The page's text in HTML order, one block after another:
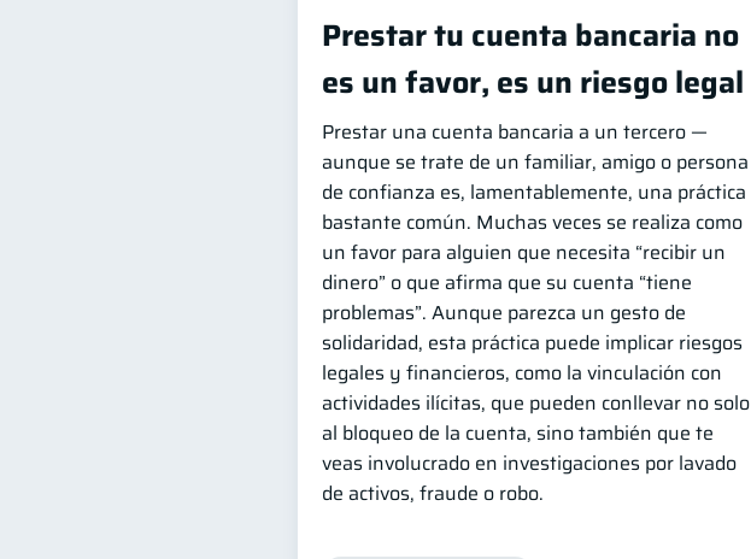
Prestar tu cuenta bancaria no
es un favor, es un riesgo legal
Prestar una cuenta bancaria a un tercero —
aunque se trate de un familiar, amigo o persona
de confianza es, lamentablemente, una práctica
bastante común. Muchas veces se realiza como
un favor para alguien que necesita “recibir un
dinero” o que afirma que su cuenta “tiene
problemas”. Aunque parezca un gesto de
solidaridad, esta práctica puede implicar riesgos
legales y financieros, como la vinculación con
actividades ilícitas, que pueden conllevar no solo
al bloqueo de la cuenta, sino también que te
veas involucrado en investigaciones por lavado
de activos, fraude o robo.